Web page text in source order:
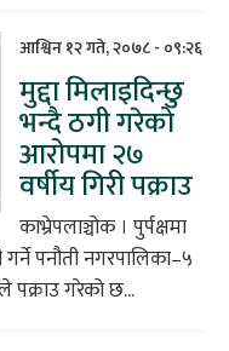
आश्विन १२ गते, २०७८ - ०९:२६
मुद्दा मिलाइदिन्छु
भन्दै ठगी गरेको
आरोपमा २७
वर्षीय गिरी पक्राउ
काभ्रेपलाञ्चोक । पुर्पक्षमा
पनौती नगरपालिका–५
पक्राउ गरेको छ...